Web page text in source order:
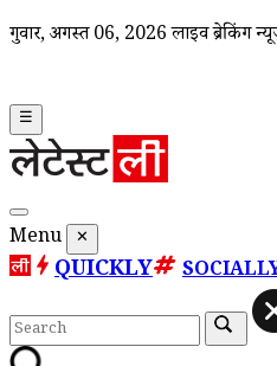
गुरूवार, अगस्त 06, 2026 लाइव ब्रेकिंग
☰
Menu ✕
QUICKLY